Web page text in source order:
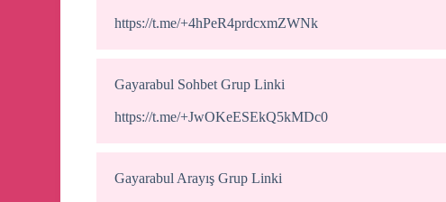
https://t.me/+4hPeR4prdcxmZWNk
Gayarabul Sohbet Grup Linki
https://t.me/+JwOKeESEkQ5kMDc0
Gayarabul Arayış Grup Linki